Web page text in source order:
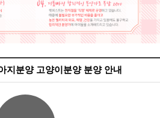
지분양 고양이분양 분양 안내